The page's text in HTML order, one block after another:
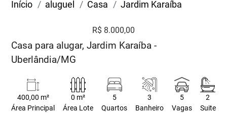
Início aluguel Casa Jardim Karaíba
R$ 8.000,00
Casa para alugar, Jardim Karaíba -
Uberlândia/MG
400,00 m²
Área Principal
0 m²
Área Lote
5
Quartos
3
Banheiro
5
Vagas
2
Suite